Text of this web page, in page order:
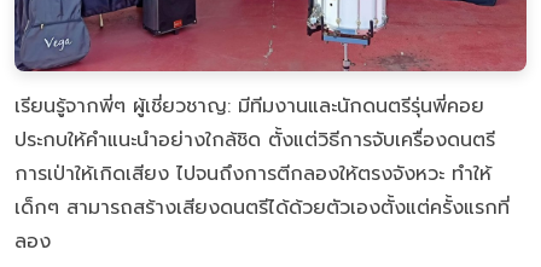
เรียนรู้จากพี่ๆ ผู้เชี่ยวชาญ: มีทีมงานและนักดนตรีรุ่นพี่คอย
ประกบให้คำแนะนำอย่างใกล้ชิด ตั้งแต่วิธีการจับเครื่องดนตรี
การเป่าให้เกิดเสียง ไปจนถึงการตีกลองให้ตรงจังหวะ ทำให้
เด็กๆ สามารถสร้างเสียงดนตรีได้ด้วยตัวเองตั้งแต่ครั้งแรกที่
ลอง